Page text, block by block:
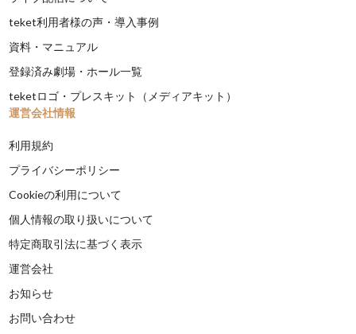
teket利用者様の声・導入事例
資料・マニュアル
登録済み劇場・ホール一覧
teketロゴ・プレスキット（メディアキット）
運営会社情報
利用規約
プライバシーポリシー
Cookieの利用について
個人情報の取り扱いについて
特定商取引法に基づく表示
運営会社
お知らせ
お問い合わせ